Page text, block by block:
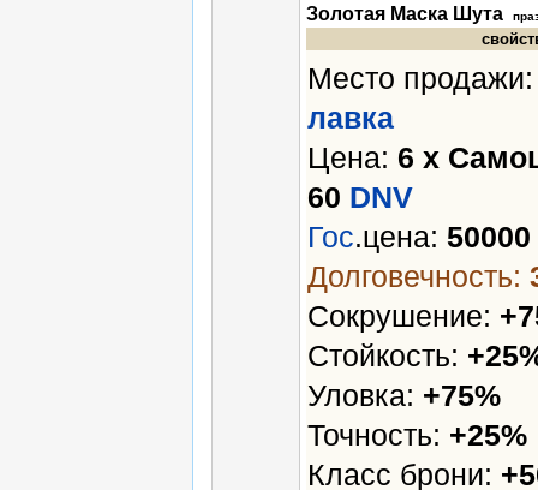
Золотая Маска Шута
Место
лавка
Цена: 6 х
60 DNV
Гос.цена: 50000
Долговечность:
Сокрушение:
Стойкость:
Уловка: +75%
Точность: +25%
Класс брони: